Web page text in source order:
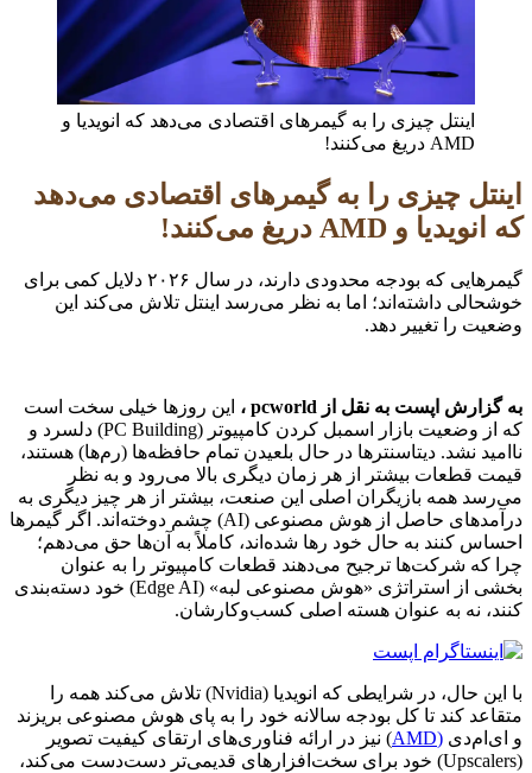
اینتل چیزی را به گیمرهای اقتصادی می‌دهد که انویدیا و
AMD دریغ می‌کنند!
اینتل چیزی را به گیمرهای اقتصادی می‌دهد
که انویدیا و AMD دریغ می‌کنند!
گیمرهایی که بودجه محدودی دارند، در سال ۲۰۲۶ دلایل کمی برای
خوشحالی داشته‌اند؛ اما به نظر می‌رسد اینتل تلاش می‌کند این
وضعیت را تغییر دهد.
به گزارش اپست به نقل از pcworld ،
این روزها خیلی سخت است
که از وضعیت بازار اسمبل کردن کامپیوتر (PC Building) دلسرد و
ناامید نشد. دیتاسنترها در حال بلعیدن تمام حافظه‌ها (رم‌ها) هستند،
قیمت قطعات بیشتر از هر زمان دیگری بالا می‌رود و به نظر
می‌رسد همه بازیگران اصلی این صنعت، بیشتر از هر چیز دیگری به
درآمدهای حاصل از هوش مصنوعی (AI) چشم دوخته‌اند. اگر گیمرها
احساس کنند به حال خود رها شده‌اند، کاملاً به آن‌ها حق می‌دهم؛
چرا که شرکت‌ها ترجیح می‌دهند قطعات کامپیوتر را به عنوان
بخشی از استراتژی «هوش مصنوعی لبه» (Edge AI) خود دسته‌بندی
کنند، نه به عنوان هسته اصلی کسب‌وکارشان.
با این حال، در شرایطی که انویدیا (Nvidia) تلاش می‌کند همه را
متقاعد کند تا کل بودجه سالانه خود را به پای هوش مصنوعی بریزند
و ای‌ام‌دی (AMD
) نیز در ارائه فناوری‌های ارتقای کیفیت تصویر
(Upscalers) خود برای سخت‌افزارهای قدیمی‌تر دست‌دست می‌کند،